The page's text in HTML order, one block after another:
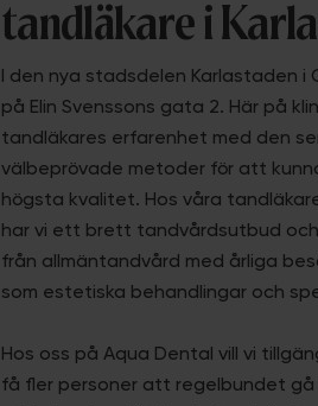
tandläkare i
I den nya stadsdelen Karlastaden
på Elin Svenssons gata 2. Här på
tandläkares erfarenhet med den
välbeprövade metoder för att
högsta kvalitet. Hos våra
har vi ett brett tandvårdsutbud
från allmäntandvård med årliga
som estetiska behandlingar och
Hos oss på Aqua Dental vill vi
få fler personer att regelbundet gå